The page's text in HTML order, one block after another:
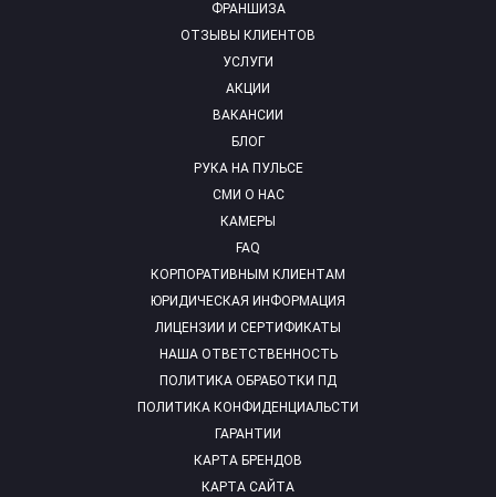
ФРАНШИЗА
ОТЗЫВЫ КЛИЕНТОВ
УСЛУГИ
АКЦИИ
ВАКАНСИИ
БЛОГ
РУКА НА ПУЛЬСЕ
СМИ О НАС
КАМЕРЫ
FAQ
КОРПОРАТИВНЫМ КЛИЕНТАМ
ЮРИДИЧЕСКАЯ ИНФОРМАЦИЯ
ЛИЦЕНЗИИ И СЕРТИФИКАТЫ
НАША ОТВЕТСТВЕННОСТЬ
ПОЛИТИКА ОБРАБОТКИ ПД
ПОЛИТИКА КОНФИДЕНЦИАЛЬСТИ
ГАРАНТИИ
КАРТА БРЕНДОВ
КАРТА САЙТА